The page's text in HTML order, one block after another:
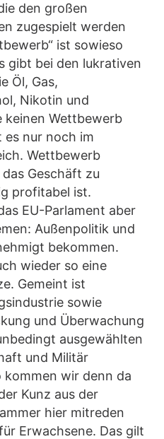
den großen
zugespielt werden
ist sowieso
gibt bei den lukrativen
Öl, Gas,
Nikotin und
keinen Wettbewerb
es nur noch im
Wettbewerb
Geschäft zu
profitabel ist.
EU-Parlament aber
Außenpolitik und
bekommen.
wieder so eine
Gemeint ist
sowie
und Überwachung
ausgewählten
und Militär
kommen wir denn da
Kunz aus der
hier mitreden
Erwachsene. Das gilt